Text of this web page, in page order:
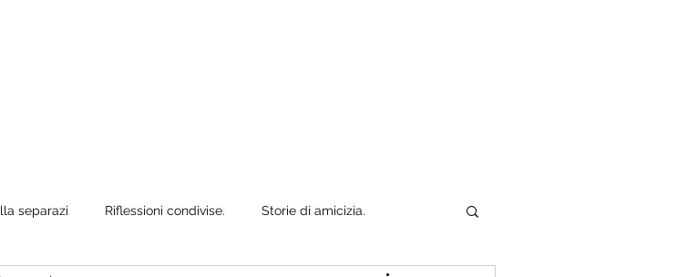
separazi Riflessioni condivise. Storie di amicizia.